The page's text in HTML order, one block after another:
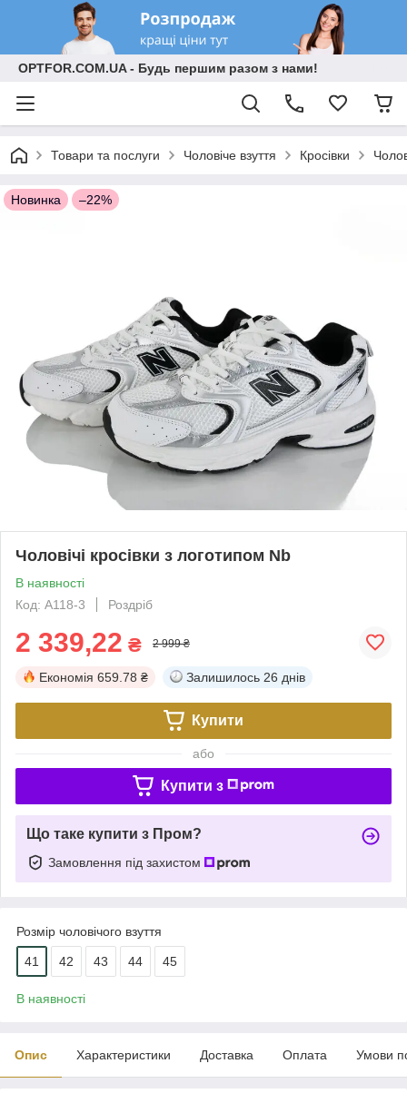
OPTFOR.COM.UA - Будь першим разом з нами!
Товари та послуги Чоловіче взуття Кросівки
Новинка –22%
Чоловічі кросівки з логотипом Nb
В наявності
Код: A118-3
Роздріб
2 339,22 ₴ 2 999 ₴
Економія 659.78 ₴ Залишилось 26 днів
Купити
або
Купити з
Що таке купити з Пром?
Замовлення під захистом
Розмір чоловічого взуття
41 42 43 44 45
В наявності
Опис Характеристики Доставка Оплата Умови